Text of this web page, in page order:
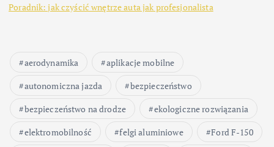
Poradnik: jak czyścić wnętrze auta jak profesjonalista
aerodynamika
aplikacje mobilne
autonomiczna jazda
bezpieczeństwo
bezpieczeństwo na drodze
ekologiczne rozwiązania
elektromobilność
felgi aluminiowe
Ford F-150